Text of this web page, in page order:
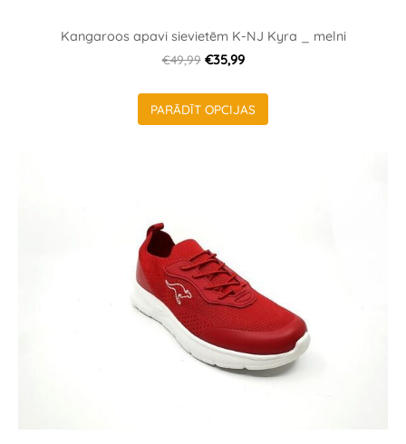
Kangaroos apavi sievietēm K-NJ Kyra _ melni
€49,99 €35,99
PARĀDĪT OPCIJAS